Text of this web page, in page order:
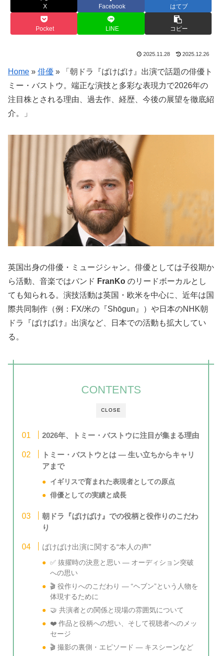
X Facebook はてブ
Pocket LINE コピー
2025.11.28 2025.12.26
Home » 俳優 »
「朝ドラ『ばけばけ』出演で話題の俳優ト
ミー・バストウ。端正な演技と多彩な表現力で2026年の
注目株とされる理由、過去作、経歴、今後の展望を徹底紹
介。」
英国出身の俳優・ミュージシャン。俳優としては子役期か
ら活動、音楽ではバンド FranKo のリードボーカルとし
ても知られる。演技活動は英国・欧米を中心に、近年は国
際共同制作（例：FX/米の『Shōgun』）や日本のNHK朝
ドラ『ばけばけ』出演など、日本での活動も拡大してい
る。
CLOSE
CONTENTS
2026年、トミー・バストウに注目が集まる理由
トミー・バストウとは ― 生い立ちからキャリ
アまで
イギリスで育まれた表現者としての原点
俳優としての実績と成長
朝ドラ『ばけばけ』での役柄と役作りのこだわ
り
ばけばけ出演に関する“本人の声”
✅ 抜擢時の決意と思い — オーディション突破
への思い
🎬 役作りへのこだわり — “ヘブン”という人物を
体現するために
🤝 共演者との関係と現場の雰囲気について
❤️ 作品と役柄への想い、そして視聴者へのメッ
セージ
🎬 撮影の裏側・エピソード — キスシーンなど